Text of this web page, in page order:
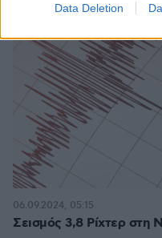
Data Deletion
Σεισμός 3,8 Ρίχτερ στη
06.09.2024, 05:15